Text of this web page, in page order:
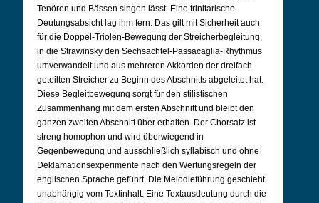
Tenören und Bässen singen lässt. Eine trinitarische
Deutungsabsicht lag ihm fern. Das gilt mit Sicherheit auch
für die Doppel-Triolen-Bewegung der Streicherbegleitung,
in die Strawinsky den Sechsachtel-Passacaglia-Rhythmus
umverwandelt und aus mehreren Akkorden der dreifach
geteilten Streicher zu Beginn des Abschnitts abgeleitet hat.
Diese Begleitbewegung sorgt für den stilistischen
Zusammenhang mit dem ersten Abschnitt und bleibt den
ganzen zweiten Abschnitt über erhalten. Der Chorsatz ist
streng homophon und wird überwiegend in
Gegenbewegung und ausschließlich syllabisch und ohne
Deklamationsexperimente nach den Wertungsregeln der
englischen Sprache geführt. Die Melodieführung geschieht
unabhängig vom Textinhalt. Eine Textausdeutung durch die